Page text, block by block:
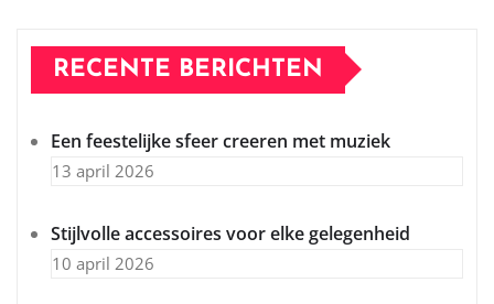
RECENTE BERICHTEN
Een feestelijke sfeer creeren met muziek
13 april 2026
Stijlvolle accessoires voor elke gelegenheid
10 april 2026